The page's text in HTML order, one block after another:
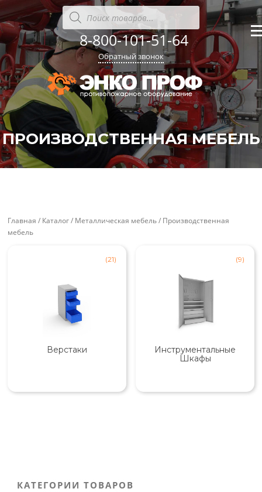
к
содержанию
Поиск
товаров
8-800-101-51-64
Обратный звонок
ПРОИЗВОДСТВЕННАЯ МЕБЕЛЬ
''
Главная / Каталог/ Металлическая мебель/ Производственная
мебель
Верстаки
(21)
Инструментальные
Шкафы
(9)
КАТЕГОРИИ ТОВАРОВ